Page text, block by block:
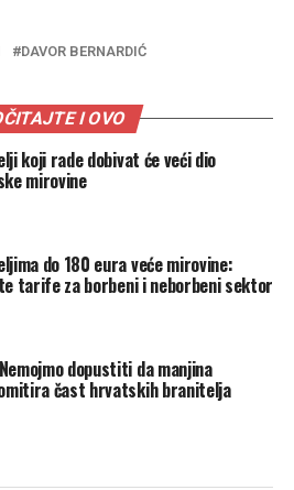
DAVOR BERNARDIĆ
I OVO
koji rade dobivat će veći dio
mirovine
do 180 eura veće mirovine:
tarife za borbeni i neborbeni sektor
dopustiti da manjina
čast hrvatskih branitelja